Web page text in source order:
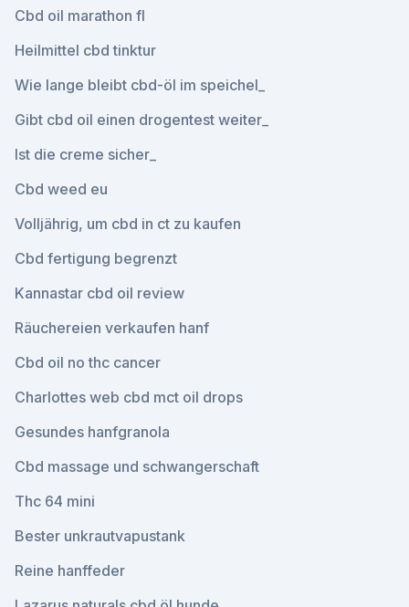
Cbd oil marathon fl
Heilmittel cbd tinktur
Wie lange bleibt cbd-öl im speichel_
Gibt cbd oil einen drogentest weiter_
Ist die creme sicher_
Cbd weed eu
Volljährig, um cbd in ct zu kaufen
Cbd fertigung begrenzt
Kannastar cbd oil review
Räuchereien verkaufen hanf
Cbd oil no thc cancer
Charlottes web cbd mct oil drops
Gesundes hanfgranola
Cbd massage und schwangerschaft
Thc 64 mini
Bester unkrautvapustank
Reine hanffeder